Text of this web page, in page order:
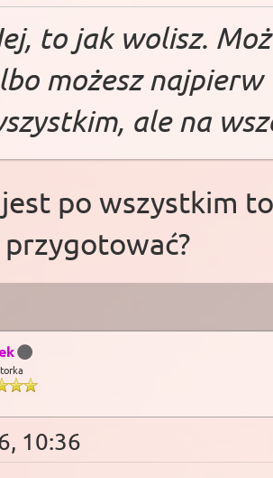
to jak wolisz.
możesz
ale na
po wszystkim
10:36